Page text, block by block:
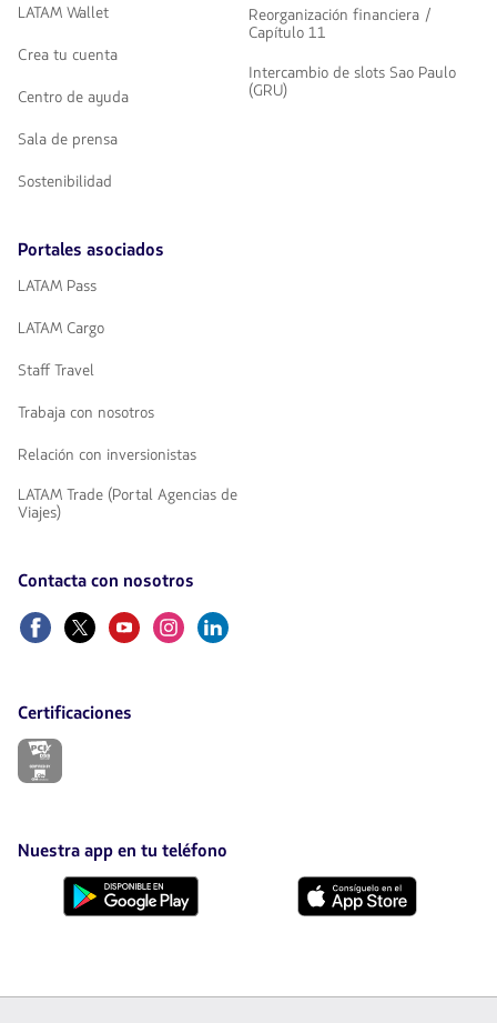
LATAM Wallet
Crea tu cuenta
Centro de ayuda
Sala de prensa
Sostenibilidad
Reorganización financiera /
Capítulo 11
Intercambio de slots Sao Paulo
(GRU)
Portales asociados
LATAM Pass
LATAM Cargo
Staff Travel
Trabaja con nosotros
Relación con inversionistas
LATAM Trade (Portal Agencias de
Viajes)
Contacta con nosotros
FacebookTwitterYoutubeInstagram
Linkedin
Certificaciones
El
nueva
pestaña.
Nuestra app en tu teléfono
Descárgala
Descárgala